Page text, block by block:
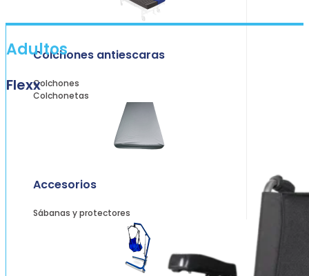
Colchones antiescaras
Colchones
Colchonetas
Accesorios
Sábanas y protectores
Adultos
Flexx